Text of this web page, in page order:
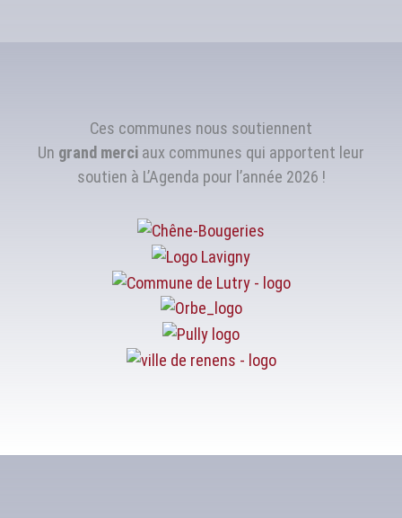
Ces communes nous soutiennent
Un grand merci aux communes qui apportent leur
soutien à L’Agenda pour l’année 2026 !